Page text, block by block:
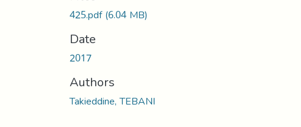
425.pdf(6.04 MB)
Date
2017
Authors
Takieddine, TEBANI